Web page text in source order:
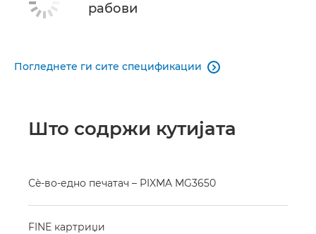
рабови
Погледнете ги сите спецификации 
Што содржи кутијата
Сè-во-едно печатач – PIXMA MG3650
FINE картриџи